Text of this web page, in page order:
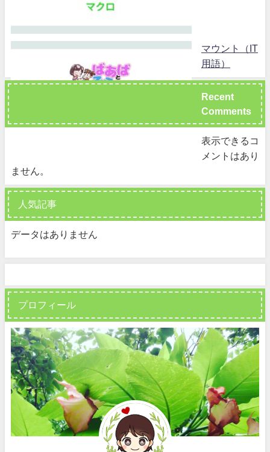
マウント（IT
用語）
Recent
Comments
表示できるコ
メントはあり
ません。
人気記事
データはありません
プロフィール